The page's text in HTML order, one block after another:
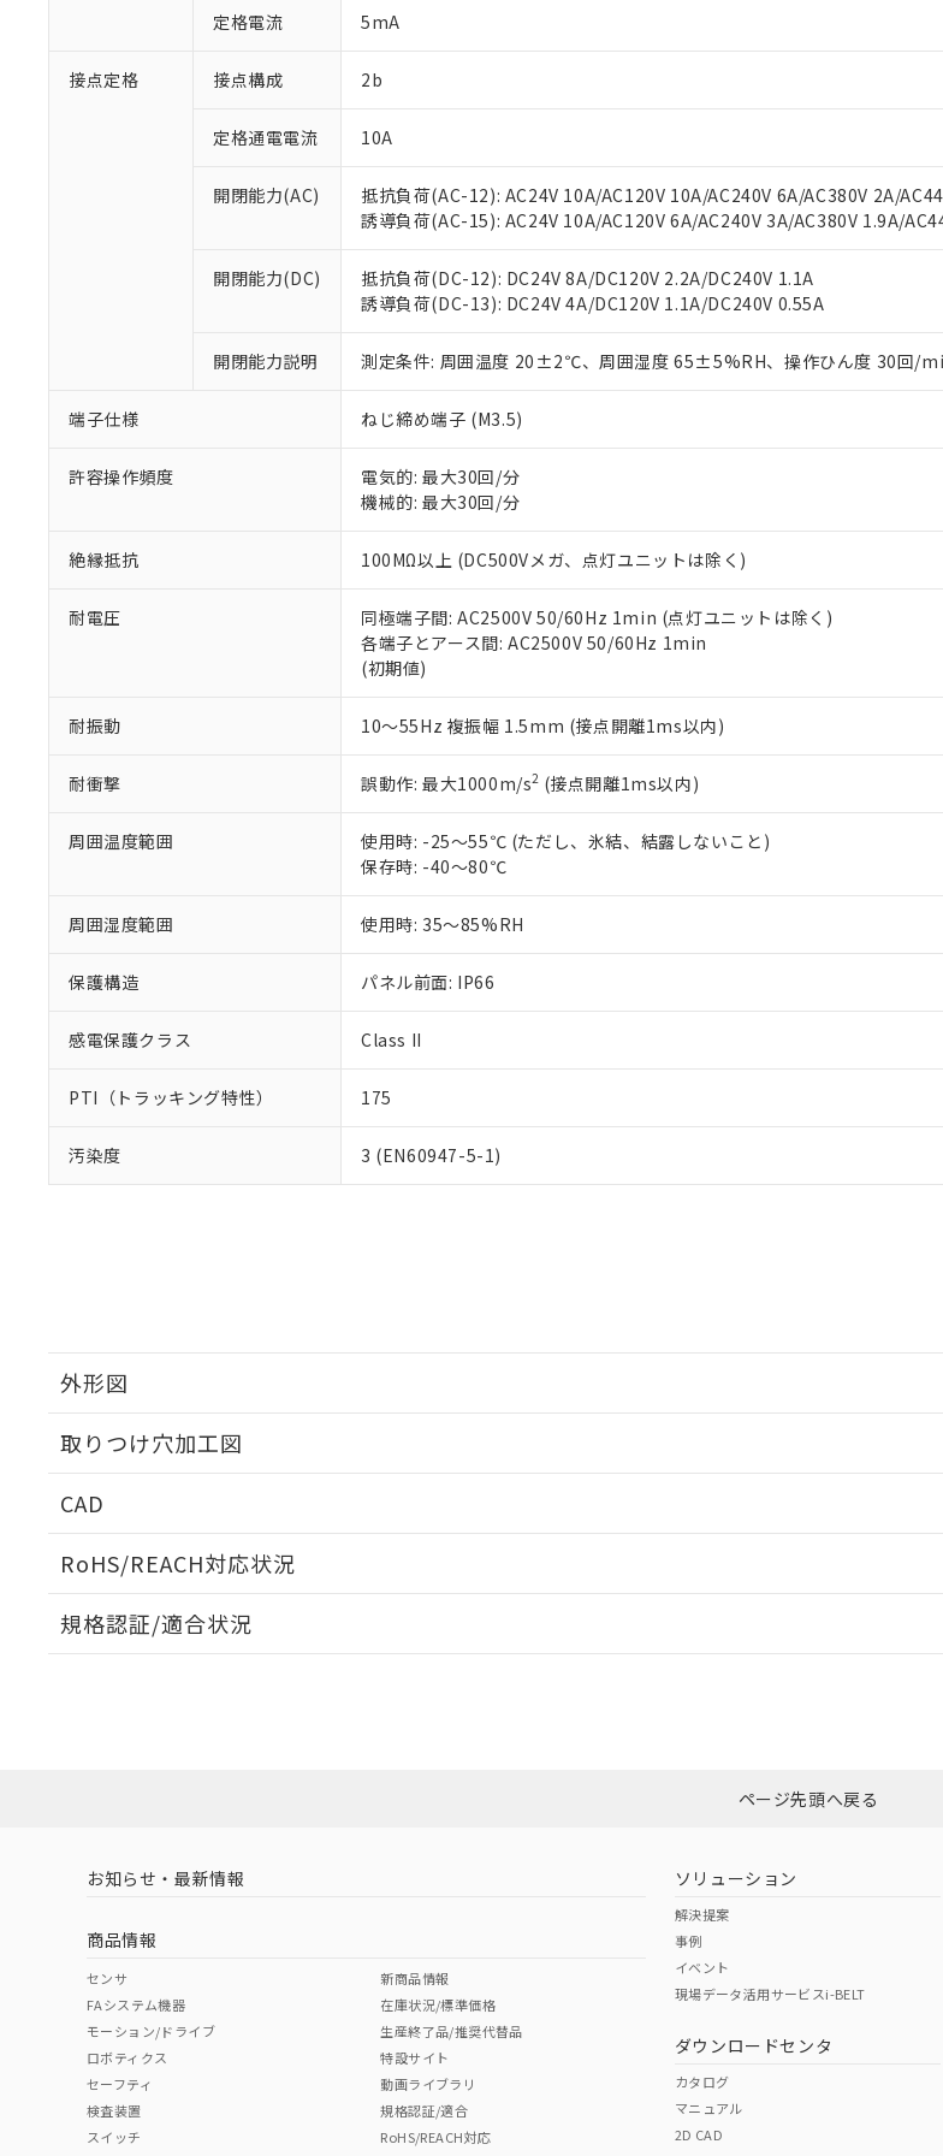
定格電流 5mA
接点定格 接点構成 2b
定格通電電流 10A
開閉能力(AC)
抵抗負荷(AC-12): AC24V 10A/AC120V 10A/AC240V 6A/AC380V 2A/
誘導負荷(AC-15): AC24V 10A/AC120V 6A/AC240V 3A/AC380V 1.9A/
開閉能力(DC)
抵抗負荷(DC-12): DC24V 8A/DC120V 2.2A/DC240V 1.1A
誘導負荷(DC-13): DC24V 4A/DC120V 1.1A/DC240V 0.55A
開閉能力説明 測定条件: 周囲温度 20±2℃、周囲湿度 65±5%RH、操作ひん度 30回/
端子仕様 ねじ締め端子 (M3.5)
許容操作頻度
電気的: 最大30回/分
機械的: 最大30回/分
絶縁抵抗 100MΩ以上 (DC500Vメガ、点灯ユニットは除く)
耐電圧
同極端子間: AC2500V 50/60Hz 1min (点灯ユニットは除く)
各端子とアース間: AC2500V 50/60Hz 1min
(初期値)
耐振動 10～55Hz 複振幅 1.5mm (接点開離1ms以内)
耐衝撃 誤動作: 最大1000m/s2 (接点開離1ms以内)
周囲温度範囲
使用時: -25～55℃ (ただし、氷結、結露しないこと)
保存時: -40～80℃
周囲湿度範囲 使用時: 35～85%RH
保護構造 パネル前面: IP66
感電保護クラス Class II
PTI（トラッキング特性） 175
汚染度 3 (EN60947-5-1)
外形図
取りつけ穴加工図
CAD
RoHS/REACH対応状況
EU RoHS 注意事項・凡例
ダウンロードはこちら
中国 RoHS 注意事項・凡例
中国 RoHS表
Pb Hg Cr(VI)
規格認証/適合状況
い。
正式な納期状況および標準価格はお客様のお取引先、またはお
当社販売員にご相談ください。
オムロン制御機器販売店や当社販売拠点は「販売ネットワーク
在庫状況および標準価格結果を当社の事前の承諾なく第三者に
す。
マイパーツ機能（部品リスト作成サービス）をご利用いただく
お客様が当ウェブサイト上で当社にご登録された部品リストにつ
が、当社の製品・サービスに関するお客様との取引・商談に必要
さい。
※当社の共同利用者とは、"個人情報の共同利用に関して"
の
いる法人を指します。
但し、RoHS指令で産業用監視および制御機器に対する適用除外項目は除く。
※2 対応予定月
部品在庫の切り替え状況などにより、予定月が前後することがあります
※3 非含有証明書ダウンロード
下記の非含有証明書をダウンロードすることができます。
EU RoHS指令（10物質）の非含有証明書
51物質の非含有証明書（当社基準）
※本証明書は発行日時点で非含有を証明するもので、過去に遡って非
また、RoHS指令のフタル酸エステル類４物質の対応では、対応完了
混在することから備考欄に対応日を記載しておりました。
既に当社にて対応品への在庫切替を完了していることから、特段の
り割愛しております。
「○」：最大均質材料含有率が中国RoHSの基準値以下であることを示
「×」：最大均質材料含有率が中国RoHSの基準値を超えていることを
*中国RoHS10物質の基準値 (GB/T26572)：
Pb(鉛) :1000ppm、 Hg(水銀) : 1000ppm、 Cd(カドミウム) : 100ppm、
Cr(Ⅵ)(六価クロム) : 1000ppm、 PBBs(ポリ臭化ビフェニル類) : 1000ppm、 PBDEs(ポリ
DBP(フタル酸ジブチル) : 1000ppm、 DIBP(フタル酸ジイソブチル) : 1000ppm、 BBP(フ
DEHP(フタル酸ビス(2-エチルヘキシル)) : 1000ppm
※2 環境保護使用期限
「ｅ」：有害物質（10物質）のすべてが基準値以下であることを示しま
「10」：通常の使用状況下において有害物質が外部に漏えいし、環境
味します。
当社は、これら貴社製品のうち、外国為替および外国貿易法に定
当社は貴社製品を、核兵器、ミサイル、化学兵器、生物兵器また
置等に一切使用いたしません。
当社は、貴社製品を第三者に販売する場合は、上記1、2および3
また当社は、販売先および販売に係わる関係者が違法に輸出する
たしません。
号
○ 一定数以上の在庫あり
△ 一定数には満たないが在庫あり
－
在庫なし(最新の在庫状況については、お客様のお取引先、
機器販売店・当社販売員にご確認ください)
空
白
受注生産機種、また在庫状況の情報を公開していない機種
ページ先頭へ戻る
お知らせ・最新情報
商品情報
センサ
FAシステム機器
モーション/ドライブ
ロボティクス
セーフティ
検査装置
スイッチ
新商品情報
在庫状況/標準価格
生産終了品/推奨代替品
特設サイト
動画ライブラリ
規格認証/適合
RoHS/REACH対応
ソリューション
解決提案
事例
イベント
現場データ活用サービスi-BELT
ダウンロードセンタ
カタログ
マニュアル
2D CAD